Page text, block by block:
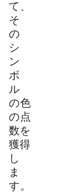
て、
そ
の
シ
ン
ボ
ル
の色
の点
数を
獲得
し
ま
す。